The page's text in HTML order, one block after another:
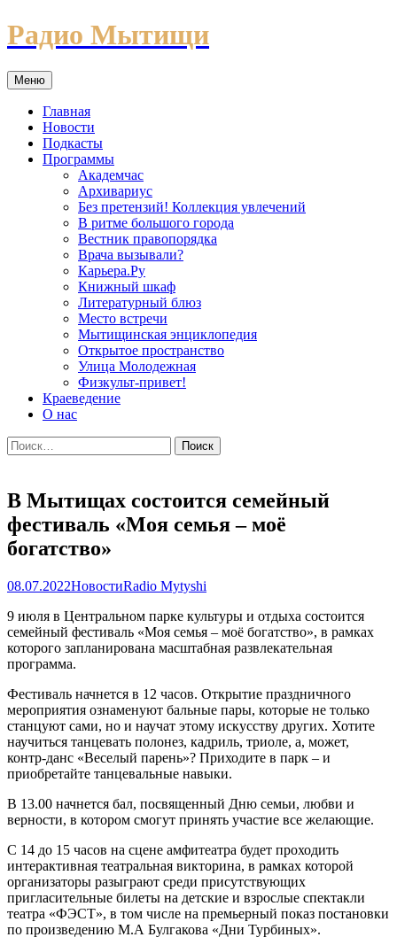
Перейти
к
Радио Мытищи
Меню
Главная
Новости
Подкасты
Программы
Академчас
Архивариус
Без претензий! Коллекция увлечений
В ритме большого города
Вестник правопорядка
Врача вызывали?
Карьера.Ру
Книжный шкаф
Литературный блюз
Место встречи
Мытищинская энциклопедия
Открытое пространство
Улица Молодежная
Физкульт-привет!
Краеведение
О нас
Найти:
В Мытищах состоится семейный
фестиваль «Моя семья – моё
богатство»
08.07.2022НовостиRadio Mytyshi
9 июля в Центральном парке культуры и отдыха состоится
семейный фестиваль «Моя семья – моё богатство», в рамках
которого запланирована масштабная развлекательная
программа.
Фестиваль начнется в 12 часов. Открытие праздничного
мероприятия ознаменуют бальные пары, которые не только
станцуют сами, но и научат этому искусству других. Хотите
научиться танцевать полонез, кадриль, триоле, а, может,
контр-данс «Веселый парень»? Приходите в парк – и
приобретайте танцевальные навыки.
В 13.00 начнется бал, посвященный Дню семьи, любви и
верности, в котором смогут принять участие все желающие.
С 14 до 15 часов на сцене амфитеатра будет проходить
интерактивная театральная викторина, в рамках которой
организаторы разыграют среди присутствующих
пригласительные билеты на детские и взрослые спектакли
театра «ФЭСТ», в том числе на премьерный показ постановки
по произведению М.А Булгакова «Дни Турбиных».